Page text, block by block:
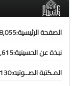
الصفحة الرئيسية:218,055 👁️
نبذة عن الحسينية:24,615 👁️
المـكتبة الصــوتيه:7718130👁️